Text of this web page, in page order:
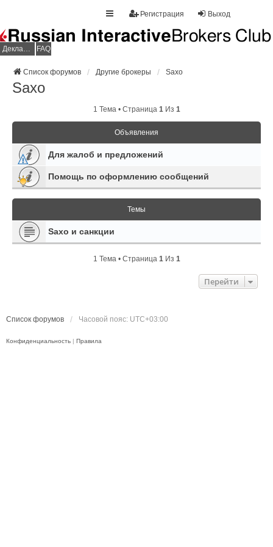
Выход
Регистрация
Декларация НДФЛ FAQ
Список форумов Другие брокеры Saxo
Saxo
1 Тема • Страница 1Из 1
Объявления
Для жалоб и предложений
Помощь по оформлению сообщений
Темы
Saxo и санкции
1 Тема • Страница 1Из 1
Перейти
Список форумов Часовой пояс: UTC+03:00
Конфиденциальность | Правила